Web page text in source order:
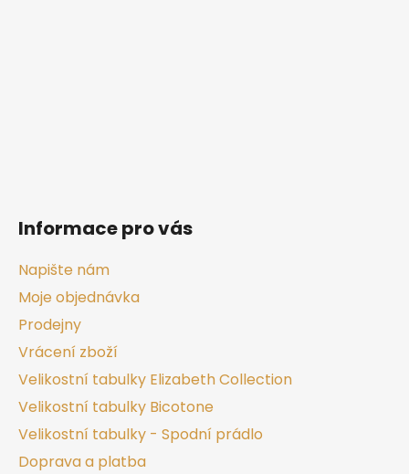
Informace pro vás
Napište nám
Moje objednávka
Prodejny
Vrácení zboží
Velikostní tabulky Elizabeth Collection
Velikostní tabulky Bicotone
Velikostní tabulky - Spodní prádlo
Doprava a platba